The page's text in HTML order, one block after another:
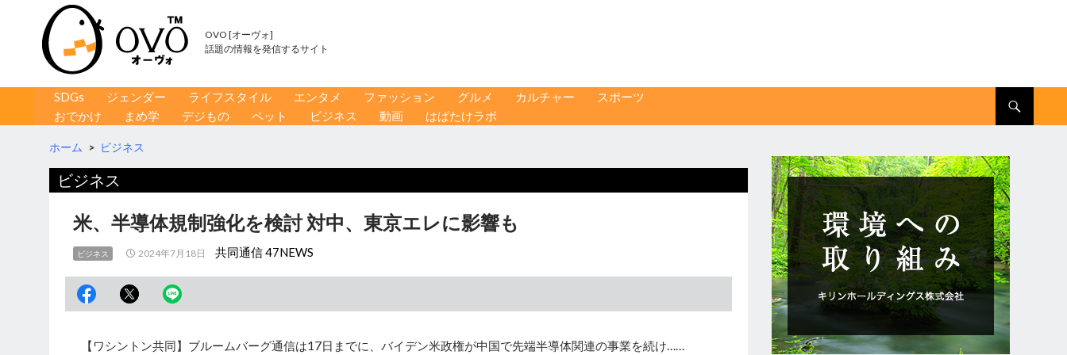
OVO [オーヴォ]
話題の情報を発信するサイト
コンテンツへ移動
SDGs ジェンダー ライフスタイル エンタメ ファッション グルメ カルチャー
スポーツ
おでかけ
まめ学 デジもの ペット ビジネス 動画 はばたけラボ
ホーム > ビジネス
ビジネス
米、半導体規制強化を検討 対中、東京エレに影響も
ビジネス 2024年7月18日 共同通信 47NEWS
【ワシントン共同】ブルームバーグ通信は17日までに、バイデン米政権が中国で先端半導体関連の事業を続け……